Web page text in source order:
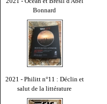
Bonnard
2021 - Philitt n°11 : Déclin et
salut de la littérature